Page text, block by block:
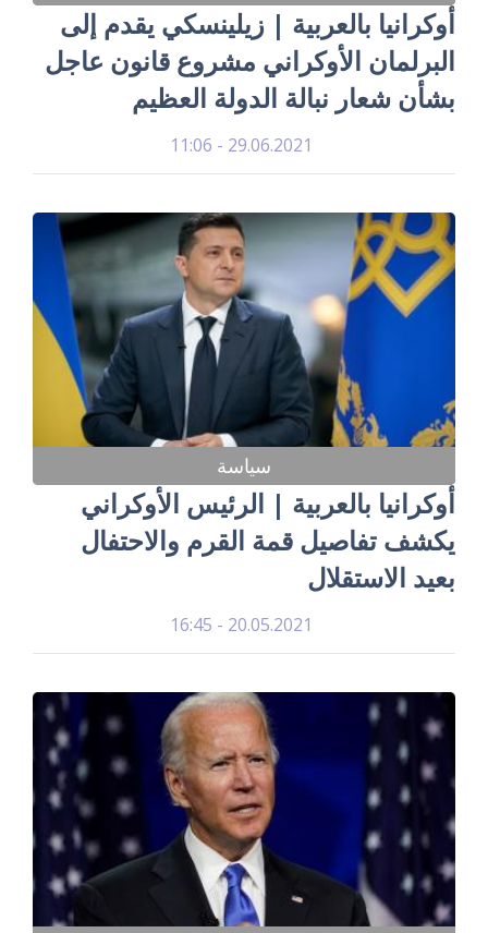
أوكرانيا بالعربية | زيلينسكي يقدم إلى
البرلمان الأوكراني مشروع قانون عاجل
بشأن شعار نبالة الدولة العظيم
29.06.2021 - 11:06
سياسة
أوكرانيا بالعربية | الرئيس الأوكراني
يكشف تفاصيل قمة القرم والاحتفال
بعيد الاستقلال
20.05.2021 - 16:45